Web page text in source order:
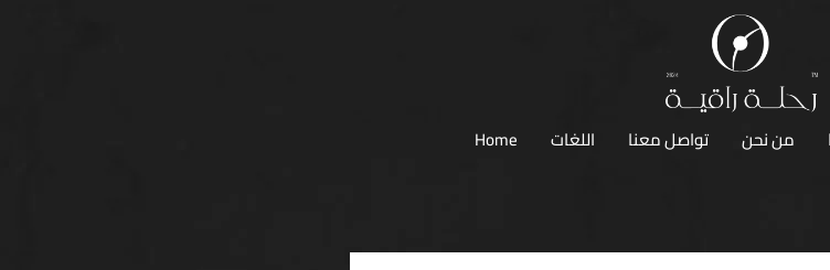
من نحن تواصل معنا اللغات Home